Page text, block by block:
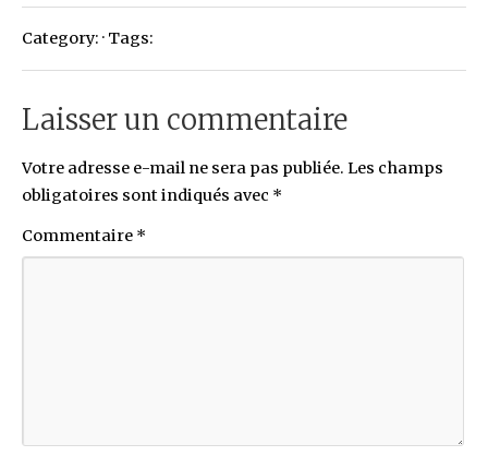
Category: · Tags:
Laisser un commentaire
Votre adresse e-mail ne sera pas publiée. Les champs
obligatoires sont indiqués avec *
Commentaire *